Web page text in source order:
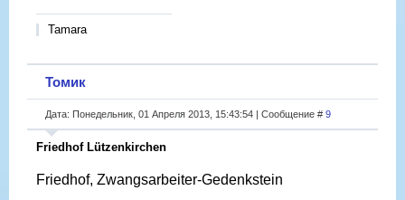
Tamara
Томик
Дата: Понедельник, 01 Апреля 2013, 15:43:54 | Сообщение # 9
Friedhof Lützenkirchen
Friedhof, Zwangsarbeiter-Gedenkstein